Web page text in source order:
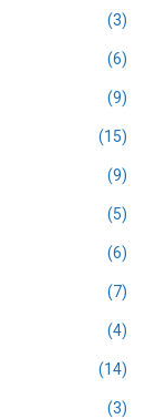
(3)
(6)
(9)
(15)
(9)
(5)
(6)
(7)
(4)
(14)
(3)